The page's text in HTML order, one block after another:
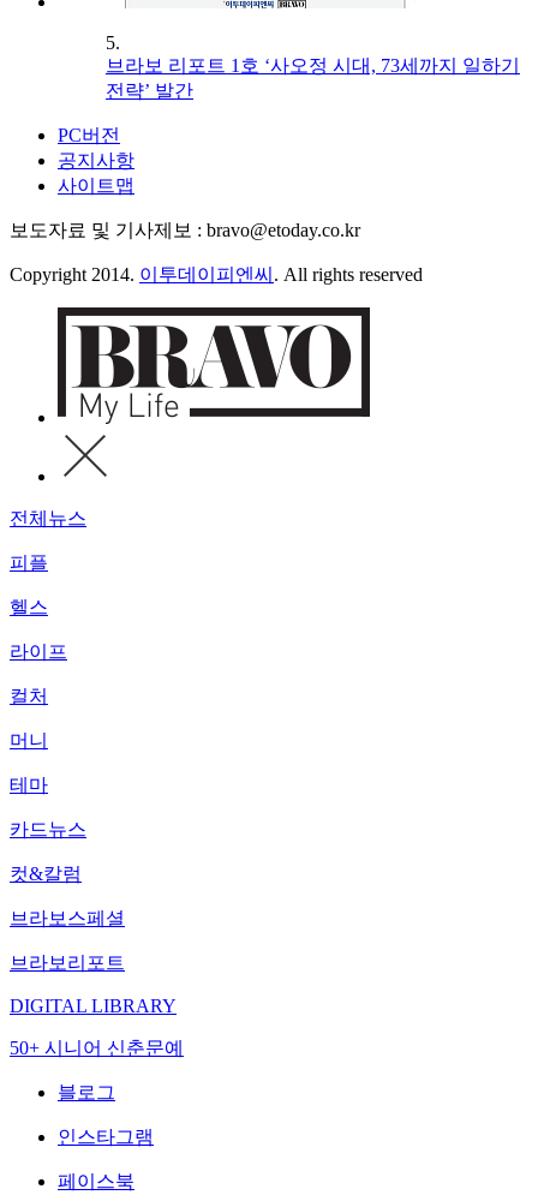
5.
브라보 리포트 1호 ‘사오정 시대, 73세까지 일하기
전략’ 발간
PC버전
공지사항
사이트맵
보도자료 및 기사제보 : bravo@etoday.co.kr
Copyright 2014. 이투데이피엔씨 . All rights reserved
전체뉴스
피플
헬스
라이프
컬처
머니
테마
카드뉴스
컷&칼럼
브라보스페셜
브라보리포트
DIGITAL LIBRARY
50+ 시니어 신춘문예
블로그
인스타그램
페이스북